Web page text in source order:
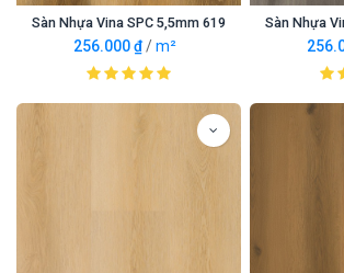
Sàn Nhựa Vina SPC 5,5mm 619
256.000₫ /m²
Sàn Nhựa